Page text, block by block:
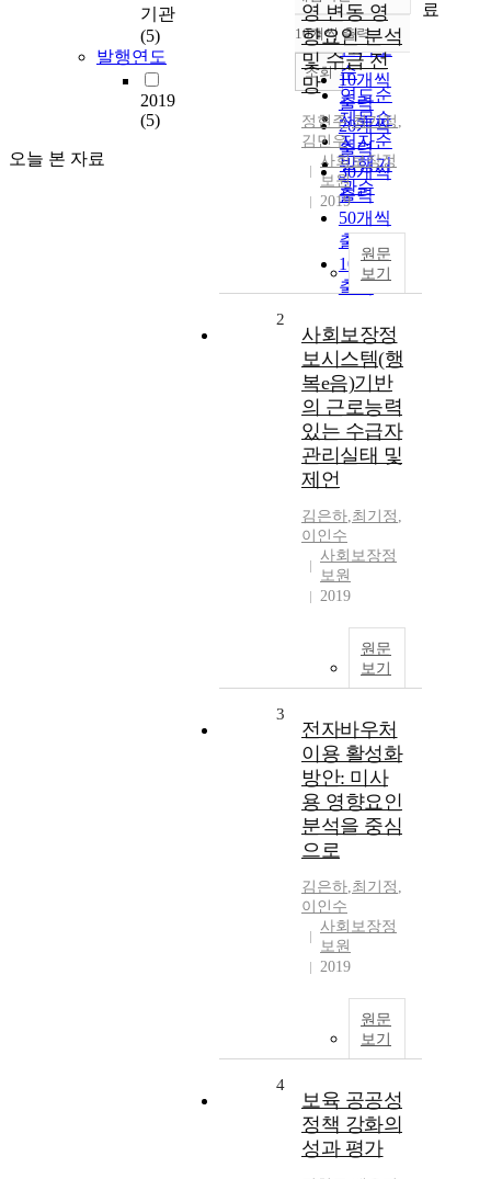
기관
(5)
발행연도
2019
(5)
오늘 본 자료
순
인기도
순
연도순
제목순
저자순
발행기
관순
내림차순
10개씩 출력
10개씩
출력
20개씩
출력
30개씩
출력
50개씩
출력
100개씩
출력
조회
영 변동 영
향요인 분석
및 수급 전
망
정현주,최기정 ,
김민우
사회보장정
보원
2019
원문
보기
2
사회보장정
보시스템(행
복e음)기반
의 근로능력
있는 수급자
관리실태 및
제언
김은하,최기정 ,
이인수
사회보장정
보원
2019
원문
보기
3
전자바우처
이용 활성화
방안: 미사
용 영향요인
분석을 중심
으로
김은하,최기정 ,
이인수
사회보장정
보원
2019
원문
보기
4
보육 공공성
정책 강화의
성과 평가
료